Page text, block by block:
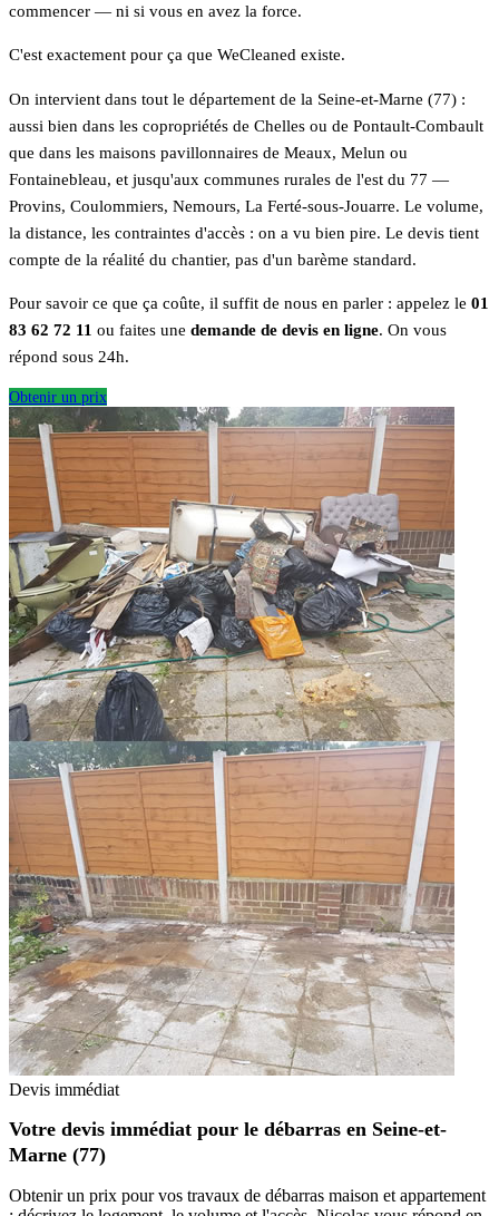
commencer — ni si vous en avez la force.
C'est exactement pour ça que WeCleaned existe.
On intervient dans tout le département de la Seine-et-Marne (77) :
aussi bien dans les copropriétés de Chelles ou de Pontault-Combault
que dans les maisons pavillonnaires de Meaux, Melun ou
Fontainebleau, et jusqu'aux communes rurales de l'est du 77 —
Provins, Coulommiers, Nemours, La Ferté-sous-Jouarre. Le volume,
la distance, les contraintes d'accès : on a vu bien pire. Le devis tient
compte de la réalité du chantier, pas d'un barème standard.
Pour savoir ce que ça coûte, il suffit de nous en parler : appelez le 01
83 62 72 11 ou faites une demande de devis en ligne. On vous
répond sous 24h.
Obtenir un prix
Devis immédiat
Votre devis immédiat pour le débarras en Seine-et-
Marne (77)
Obtenir un prix pour vos travaux de débarras maison et appartement